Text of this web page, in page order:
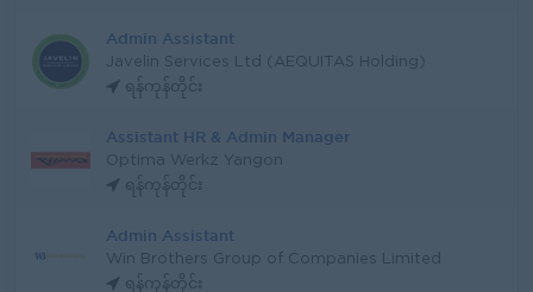
Admin Assistant
Javelin Services Ltd (AEQUITAS Holding)
ရန်ကုန်တိုင်း
Assistant HR & Admin Manager
Optima Werkz Yangon
ရန်ကုန်တိုင်း
Admin Assistant
Win Brothers Group of Companies Limited
ရန်ကုန်တိုင်း